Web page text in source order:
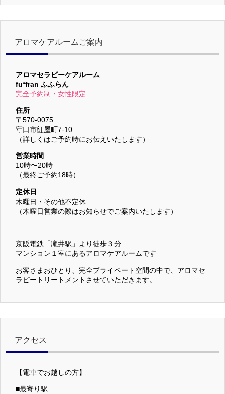
アロマケアルームご案内
アロマセラピーケアルーム
fu*fran ふふらん
完全予約制・女性限定
住所
〒570-0075
守口市紅屋町7-10
（詳しくはご予約時にお伝えいたします）
営業時間
10時〜20時
（最終ご予約18時）
定休日
木曜日・その他不定休
（木曜日営業の際はお知らせでご案内いたします）
京阪電鉄「滝井駅」より徒歩３分
マンション１室にあるアロマケアルームです
お客さまおひとり、完全プライベート空間の中で、アロマセ
ラピートリートメントさせていただきます。
アクセス
【電車でお越しの方】
■最寄り駅